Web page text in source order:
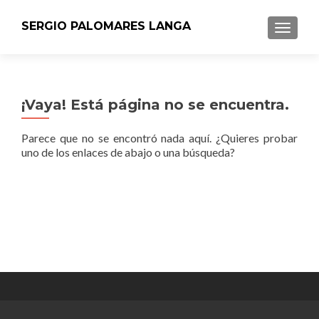
SERGIO PALOMARES LANGA
¡Vaya! Está página no se encuentra.
Parece que no se encontró nada aquí. ¿Quieres probar
uno de los enlaces de abajo o una búsqueda?